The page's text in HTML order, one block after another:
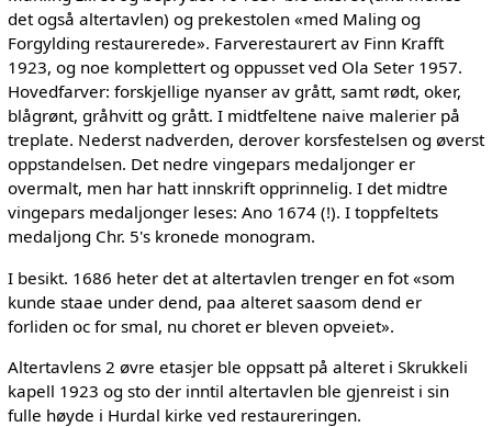
det også altertavlen) og prekestolen «med Maling og
Forgylding restaurerede». Farverestaurert av Finn Krafft
1923, og noe komplettert og oppusset ved Ola Seter 1957.
Hovedfarver: forskjellige nyanser av grått, samt rødt, oker,
blågrønt, gråhvitt og grått. I midtfeltene naive malerier på
treplate. Nederst nadverden, derover korsfestelsen og øverst
oppstandelsen. Det nedre vingepars medaljonger er
overmalt, men har hatt innskrift opprinnelig. I det midtre
vingepars medaljonger leses: Ano 1674 (!). I toppfeltets
medaljong Chr. 5's kronede monogram.
I besikt. 1686 heter det at altertavlen trenger en fot «som
kunde staae under dend, paa alteret saasom dend er
forliden oc for smal, nu choret er bleven opveiet».
Altertavlens 2 øvre etasjer ble oppsatt på alteret i Skrukkeli
kapell 1923 og sto der inntil altertavlen ble gjenreist i sin
fulle høyde i Hurdal kirke ved restaureringen.